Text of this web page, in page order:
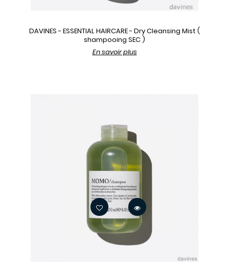
DAVINES - ESSENTIAL HAIRCARE - Dry Cleansing Mist (
shampooing SEC )
En savoir plus